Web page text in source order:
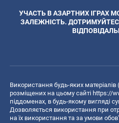
УЧАСТЬ В АЗАРТНИХ ІГРАХ
ЗАЛЕЖНІСТЬ.
Використання будь-яких матеріалів
розміщених на цьому сайті https://
піддоменах, в будь-якому вигляді
Дозволяється використання при
на їх використання та за умови